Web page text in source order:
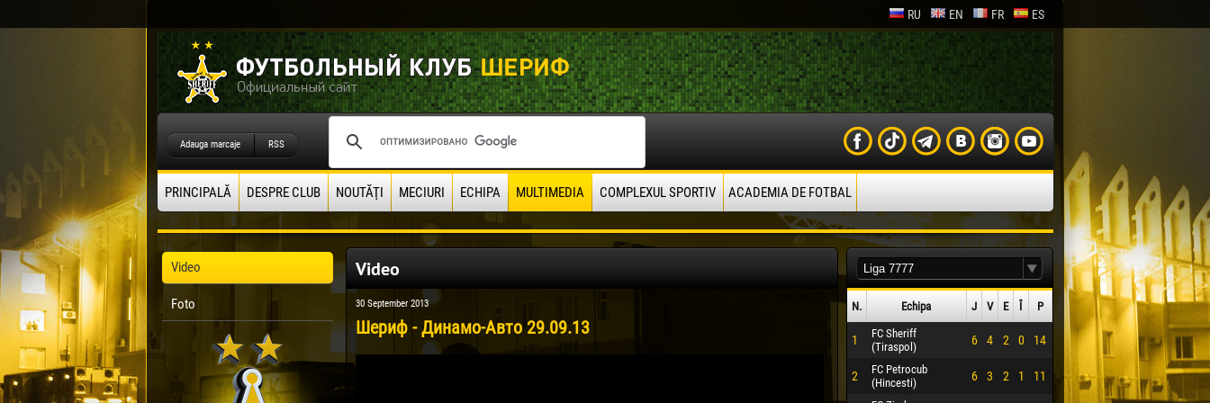
RU EN FR ES
Adauga marcaje RSS
PRINCIPALĂ DESPRE CLUB NOUTĂŢI MECIURI ECHIPA MULTIMEDIA COMPLEXUL SPORTIV ACADEMIA DE FOTBAL
Video
Foto
Video
30 September 2013
Шериф - Динамо-Авто 29.09.13
N. Echipa J V E Î P
1
FC Sheriff
(Tiraspol)
6 4 2 0 14
2
FC Petrocub
(Hincesti)
6 3 2 1 11